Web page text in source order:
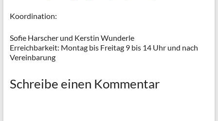
Koordination:
Sofie Harscher und Kerstin Wunderle
Erreichbarkeit: Montag bis Freitag 9 bis 14 Uhr und nach
Vereinbarung
Schreibe einen Kommentar